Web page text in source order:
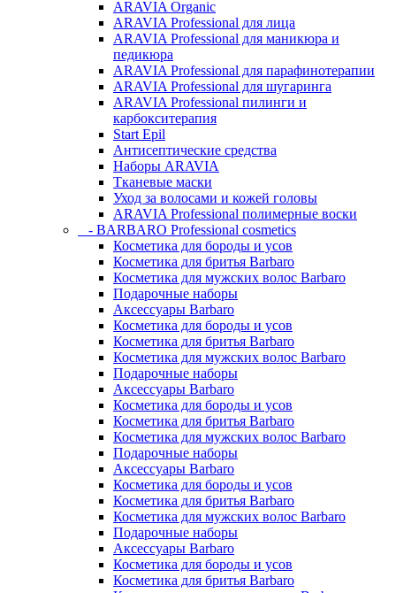
ARAVIA Organic
ARAVIA Professional для лица
ARAVIA Professional для маникюра и
педикюра
ARAVIA Professional для парафинотерапии
ARAVIA Professional для шугаринга
ARAVIA Professional пилинги и
карбокситерапия
Start Epil
Антисептические средства
Наборы ARAVIA
Тканевые маски
Уход за волосами и кожей головы
ARAVIA Professional полимерные воски
- BARBARO Professional cosmetics
Косметика для бороды и усов
Косметика для бритья Barbaro
Косметика для мужских волос Barbaro
Подарочные наборы
Аксессуары Barbaro
Косметика для бороды и усов
Косметика для бритья Barbaro
Косметика для мужских волос Barbaro
Подарочные наборы
Аксессуары Barbaro
Косметика для бороды и усов
Косметика для бритья Barbaro
Косметика для мужских волос Barbaro
Подарочные наборы
Аксессуары Barbaro
Косметика для бороды и усов
Косметика для бритья Barbaro
Косметика для мужских волос Barbaro
Подарочные наборы
Аксессуары Barbaro
Косметика для бороды и усов
Косметика для бритья Barbaro